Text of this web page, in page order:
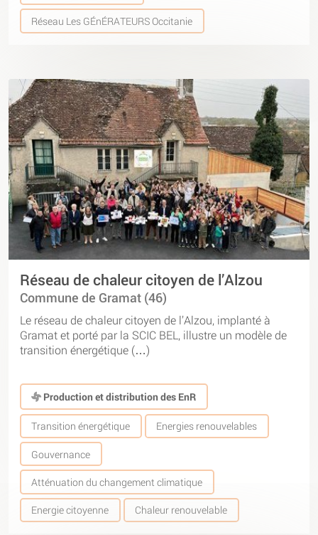
Réseau Les GÉnÉRATEURS Occitanie
Réseau de chaleur citoyen de l’Alzou
Commune de Gramat (46)
Le réseau de chaleur citoyen de l’Alzou, implanté à
Gramat et porté par la SCIC BEL, illustre un modèle de
transition énergétique (…)
Production et distribution des EnR
Transition énergétique Energies renouvelables
Gouvernance
Atténuation du changement climatique
Energie citoyenne Chaleur renouvelable